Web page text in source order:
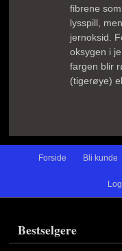
fibrene
lysspill,
jernoksid.
oksygen i
fargen blir
(tigerøye)
Forside Bli kunde
Bestselgere